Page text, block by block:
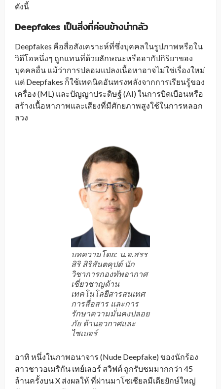
ดังนี้
Deepfakes เป็นสิ่งที่ค่อนข้างน่ากลัว
Deepfakes คือสื่อสังเคราะห์ที่ซึ่งบุคคลในรูปภาพหรือใน
วิดีโอหนึ่งๆ ถูกแทนที่ด้วยลักษณะหรืออากัปกิริยาของ
บุคคลอื่น แม้ว่าการปลอมแปลงเนื้อหาอาจไม่ใช่เรื่องใหม่
แต่ Deepfakes ก็ใช้เทคนิคอันทรงพลังจากการเรียนรู้ของ
เครื่อง (ML) และปัญญาประดิษฐ์ (AI) ในการบิดเบือนหรือ
สร้างเนื้อหาภาพและเสียงที่มีศักยภาพสูงใช้ในการหลอก
ลวง
บทความโดย: น.อ.สรร
สิริ สิริสันตคุปต์ นัก
วิชาการกองทัพอากาศ
เชี่ยวชาญด้าน
เทคโนโลยีสารสนเทศ
การสื่อสาร และการ
รักษาความมั่นคงปลอย
ภัย ด้านอวกาศและ
ไซเบอร์
อาทิ หนึ่งในภาพอนาจาร (Nude Deepfake) ของนักร้อง
สาวชาวอเมริกัน เทย์เลอร์ สวิฟต์ ถูกรับชมมากกว่า 45
ล้านครั้งบน X ส่งผลให้ ที่ผ่านมาโซเชียลมีเดียยักษ์ใหญ่